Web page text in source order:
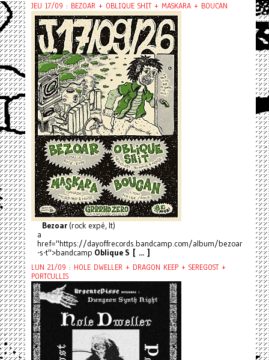
JEU 17/09 : BEZOAR + OBLIQUE SHIT + MASKARA + BOUCAN
Bezoar(rock expé, It)
a
href="https://dayoffrecords.bandcamp.com/album/bezoar
-s-t">bandcamp Oblique S [ ... ]
LUN 21/09 : HOLE DWELLER + DRAGON KEEP + SEREGOST +
PORTCULLIS